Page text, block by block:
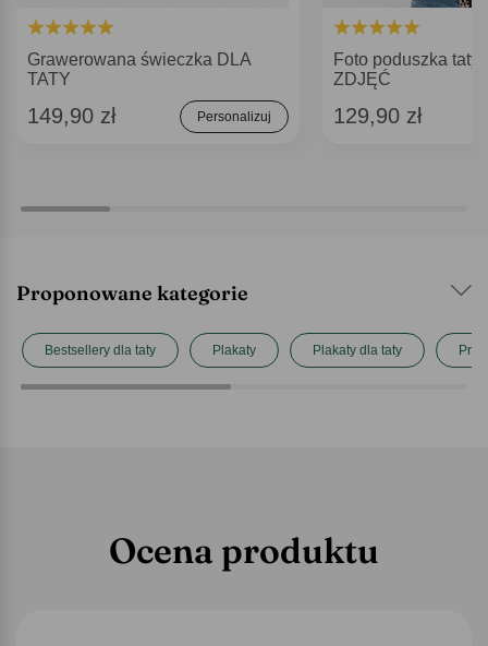
Grawerowana świeczka DLA
TATY
149,90 zł Personalizuj
Foto poduszka taty
ZDJĘĆ
129,90 zł
Proponowane kategorie
Bestsellery dla taty Plakaty Plakaty dla taty
Ocena produktu